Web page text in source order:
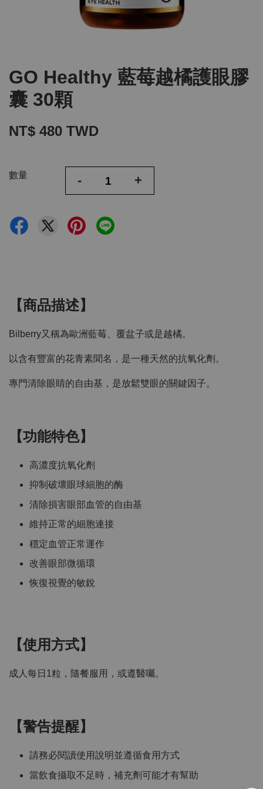
GO Healthy 藍莓越橘護眼膠
囊 30顆
NT$ 480 TWD
數量 - +
【商品描述】
Bilberry又稱為歐洲藍莓、覆盆子或是越橘。
以含有豐富的花青素聞名，是一種天然的抗氧化劑。
專門清除眼睛的自由基，是放鬆雙眼的關鍵因子。
【功能特色】
高濃度抗氧化劑
抑制破壞眼球細胞的酶
清除損害眼部血管的自由基
維持正常的細胞連接
穩定血管正常運作
改善眼部微循環
恢復視覺的敏銳
【使用方式】
成人每日1粒，隨餐服用，或遵醫囑。
【警告提醒】
請務必閱讀使用說明並遵循食用方式
當飲食攝取不足時，補充劑可能才有幫助